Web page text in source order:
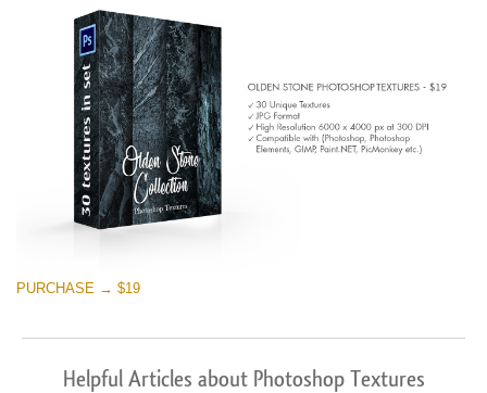
PURCHASE → $19
Helpful Articles about Photoshop Textures